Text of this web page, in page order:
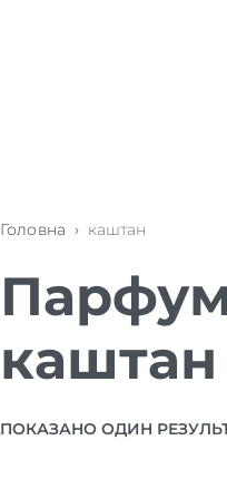
Головна › каштан
каштан
ПОКАЗАНО ОДИН